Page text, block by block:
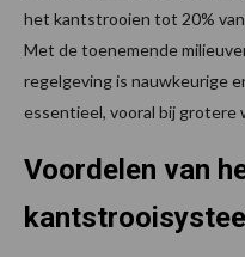
het kantstrooien tot 20%
Met de toenemende
regelgeving is nauwkeurige
essentieel, vooral bij grotere
Voordelen van